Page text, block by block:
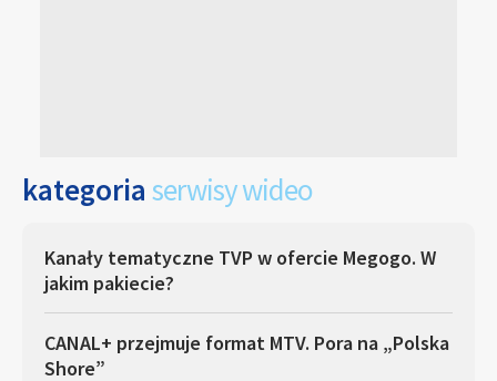
kategoria serwisy wideo
Kanały tematyczne TVP w ofercie Megogo. W
jakim pakiecie?
CANAL+ przejmuje format MTV. Pora na „Polska
Shore”